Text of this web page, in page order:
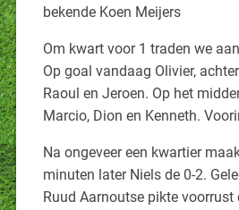
bekende Koen Meijers
Om kwart voor 1 traden we
Op goal vandaag Olivier,
Raoul en Jeroen. Op het
Marcio, Dion en Kenneth.
Na ongeveer een kwartier
minuten later Niels de 0-2.
Ruud Aarnoutse pikte